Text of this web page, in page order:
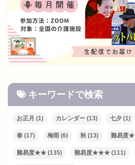
キーワードで検索
お正月 (1) カレンダー (13) 七夕 (1)
春 (17) 梅雨 (6) 秋 (13) 難易度★
難易度★★ (135) 難易度★★★ (111)